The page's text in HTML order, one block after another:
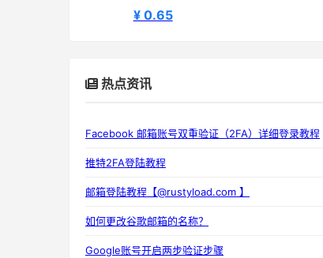
¥ 0.65
热点资讯
Facebook 邮箱账号双重验证（2FA）详细登录教程
推特2FA登陆教程
邮箱登陆教程【@rustyload.com 】
如何更改谷歌邮箱的名称？
Google账号开启两步验证步骤